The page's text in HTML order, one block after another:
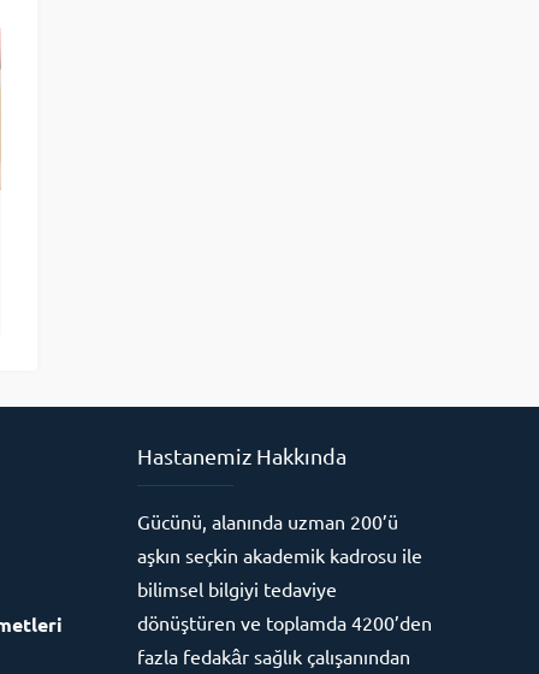
Hastanemiz Hakkında
Gücünü, alanında uzman 200’ü
aşkın seçkin akademik kadrosu ile
bilimsel bilgiyi tedaviye
dönüştüren ve toplamda 4200’den
fazla fedakâr sağlık çalışanından